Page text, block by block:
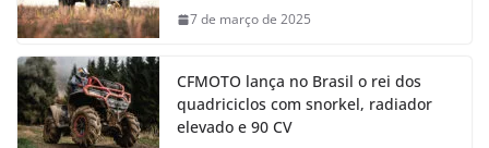
7 de março de 2025
CFMOTO lança no Brasil o rei dos
quadriciclos com snorkel, radiador
elevado e 90 CV